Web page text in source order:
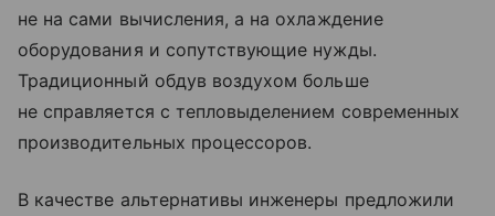
не на сами вычисления, а на охлаждение
оборудования и сопутствующие нужды.
Традиционный обдув воздухом больше
не справляется с тепловыделением современных
производительных процессоров.
В качестве альтернативы инженеры предложили